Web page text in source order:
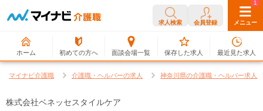
求人検索 会員登録 メニュー
ホーム 初めての方へ 面談会場一覧
0
保存した求人
1
最近見た求人
マイナビ介護職 介護職・ヘルパーの求人 神奈川県の介護職・ヘルパー求人
株式会社ベネッセスタイルケア